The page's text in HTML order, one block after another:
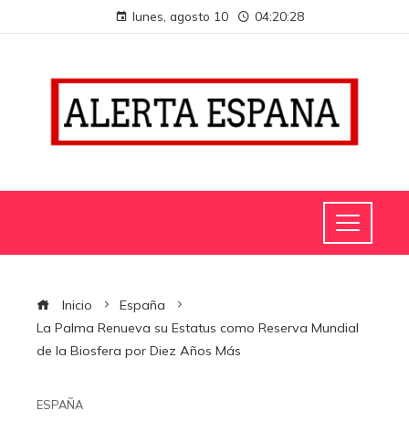
lunes, agosto 10 04:20:29
Inicio
España
La Palma Renueva su Estatus como Reserva Mundial
de la Biosfera por Diez Años Más
ESPAÑA